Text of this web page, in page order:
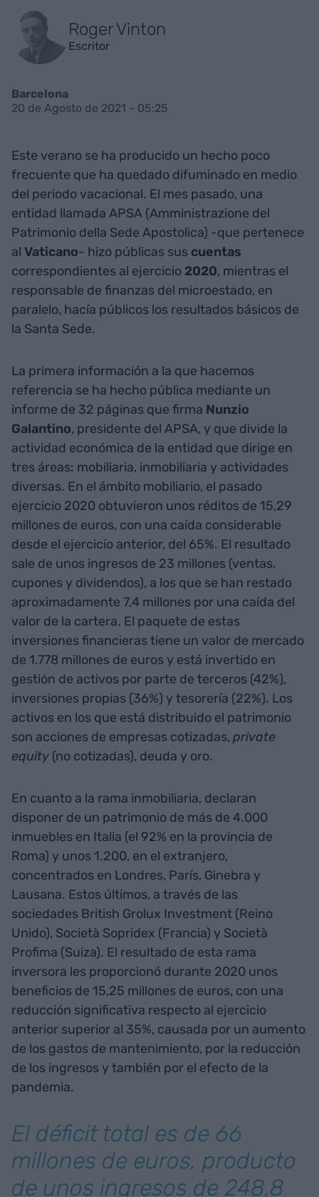
Roger Vinton
Escritor
Barcelona
20 de Agosto de 2021 - 05:25
Este verano se ha producido un hecho poco
frecuente que ha quedado difuminado en medio
del periodo vacacional. El mes pasado, una
entidad llamada APSA (Amministrazione del
Patrimonio della Sede Apostolica) -que pertenece
al Vaticano- hizo públicas sus cuentas
correspondientes al ejercicio 2020, mientras el
responsable de finanzas del microestado, en
paralelo, hacía públicos los resultados básicos de
la Santa Sede.
La primera información a la que hacemos
referencia se ha hecho pública mediante un
informe de 32 páginas que firma Nunzio
Galantino, presidente del APSA, y que divide la
actividad económica de la entidad que dirige en
tres áreas: mobiliaria, inmobiliaria y actividades
diversas. En el ámbito mobiliario, el pasado
ejercicio 2020 obtuvieron unos réditos de 15,29
millones de euros, con una caída considerable
desde el ejercicio anterior, del 65%. El resultado
sale de unos ingresos de 23 millones (ventas,
cupones y dividendos), a los que se han restado
aproximadamente 7,4 millones por una caída del
valor de la cartera. El paquete de estas
inversiones financieras tiene un valor de mercado
de 1.778 millones de euros y está invertido en
gestión de activos por parte de terceros (42%),
inversiones propias (36%) y tesorería (22%). Los
activos en los que está distribuido el patrimonio
son acciones de empresas cotizadas, private
equity (no cotizadas), deuda y oro.
En cuanto a la rama inmobiliaria, declaran
disponer de un patrimonio de más de 4.000
inmuebles en Italia (el 92% en la provincia de
Roma) y unos 1.200, en el extranjero,
concentrados en Londres, París, Ginebra y
Lausana. Estos últimos, a través de las
sociedades British Grolux Investment (Reino
Unido), Società Sopridex (Francia) y Società
Profima (Suiza). El resultado de esta rama
inversora les proporcionó durante 2020 unos
beneficios de 15,25 millones de euros, con una
reducción significativa respecto al ejercicio
anterior superior al 35%, causada por un aumento
de los gastos de mantenimiento, por la reducción
de los ingresos y también por el efecto de la
pandemia.
El déficit total es de 66
millones de euros, producto
de unos ingresos de 248,8